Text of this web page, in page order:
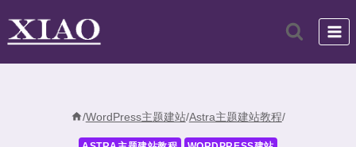
/WordPress主题建站/Astra主题建站教程/